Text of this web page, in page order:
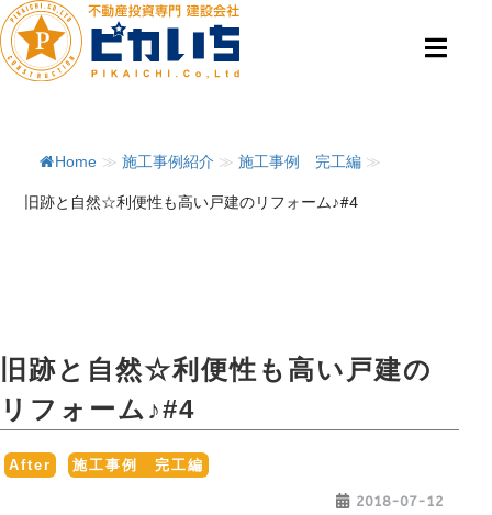
Home ≫ 施工事例紹介 ≫ 施工事例 完工編 ≫
旧跡と自然☆利便性も高い戸建のリフォーム♪#4
旧跡と自然☆利便性も高い戸建の
リフォーム♪#4
After 施工事例 完工編
2018-07-12